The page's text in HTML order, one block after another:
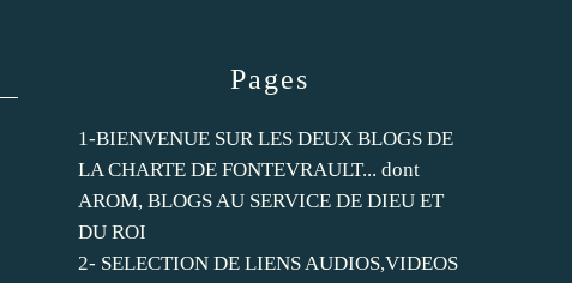
Pages
1-BIENVENUE SUR LES DEUX BLOGS DE
LA CHARTE DE FONTEVRAULT... dont
AROM, BLOGS AU SERVICE DE DIEU ET
DU ROI
2- SELECTION DE LIENS AUDIOS,VIDEOS